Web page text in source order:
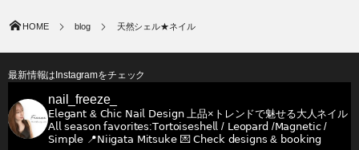
HOME blog 天然シェル★ネイル
最新情報はInstagramをチェック
nail_freeze_
𝖤𝗅𝖾𝗀𝖺𝗇𝗍 & 𝖢𝗁𝗂𝖼 𝖭𝖺𝗂𝗅 𝖣𝖾𝗌𝗂𝗀𝗇上品×トレンドで魅せる大人ネイル
𝖠𝗅𝗅 𝗌𝖾𝖺𝗌𝗈𝗇 𝖿𝖺𝗏𝗈𝗋𝗂𝗍𝖾𝗌:𝖳𝗈𝗋𝗍𝗈𝗂𝗌𝖾𝗌𝗁𝖾𝗅𝗅 / 𝖫𝖾𝗈𝗉𝖺𝗋𝖽 /𝖬𝖺𝗀𝗇𝖾𝗍𝗂𝖼 /
𝖲𝗂𝗆𝗉𝗅𝖾 📍𝖭𝗂𝗂𝗀𝖺𝗍𝖺 𝖬𝗂𝗍𝗌𝗎𝗄𝖾💌 𝖢𝗁𝖾𝖼𝗄 𝖽𝖾𝗌𝗂𝗀𝗇𝗌 & 𝖻𝗈𝗈𝗄𝗂𝗇𝗀